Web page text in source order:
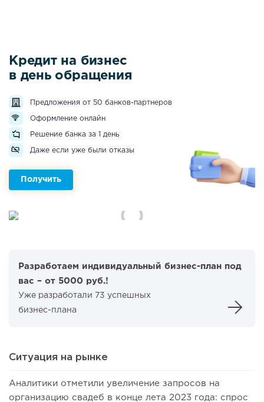
Кредит на бизнес
в день обращения
Предложения от 50 банков-партнеров
Оформление онлайн
Решение банка за 1 день
Даже если уже были отказы
Получить
Разработаем индивидуальный бизнес-план под
вас – от 5000 руб.!
Уже разработали 73 успешных
бизнес-плана
Ситуация на рынке
Аналитики отметили увеличение запросов на
организацию свадеб в конце лета 2023 года: спрос